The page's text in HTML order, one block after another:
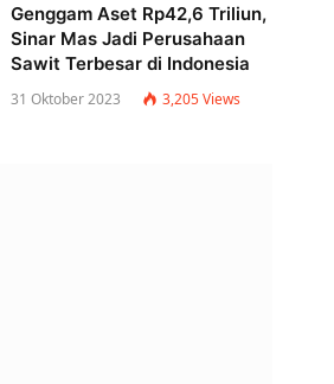
Genggam Aset Rp42,6 Triliun,
Sinar Mas Jadi Perusahaan
Sawit Terbesar di Indonesia
31 Oktober 2023 3,205Views